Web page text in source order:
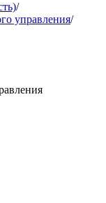
/
управления/